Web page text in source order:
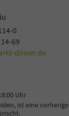
0
69
dinser.de
Uhr
ist eine vorherige